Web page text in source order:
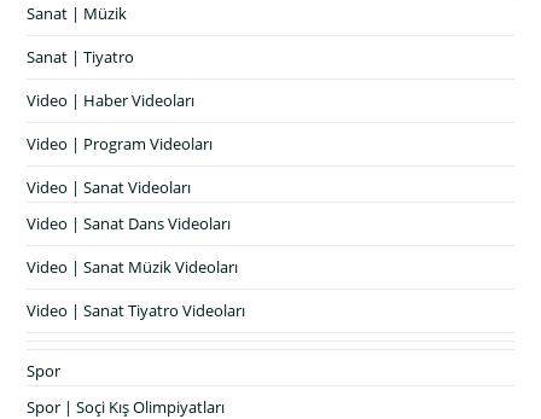
Sanat | Müzik
Sanat | Tiyatro
Video | Haber Videoları
Video | Program Videoları
Video | Sanat Videoları
Video | Sanat Dans Videoları
Video | Sanat Müzik Videoları
Video | Sanat Tiyatro Videoları
Spor
Spor | Soçi Kış Olimpiyatları